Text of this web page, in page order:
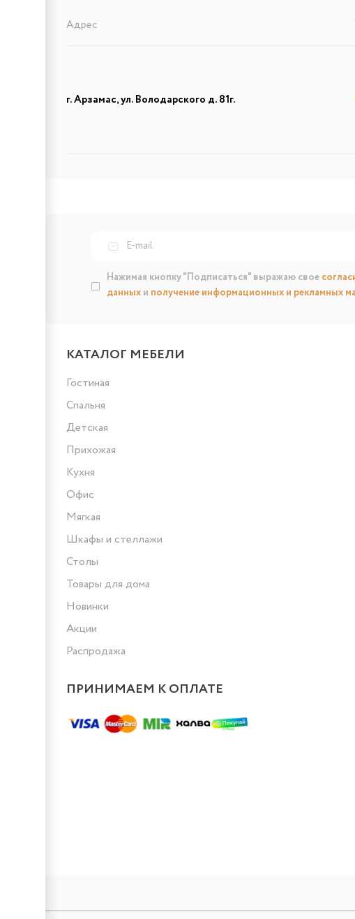
Адрес
г. Арзамас, ул. Володарского д. 81г.
Нажимая кнопку "Подписаться" выражаю свое
данных и получение информационных и рекламных
КАТАЛОГ МЕБЕЛИ
Гостиная
Спальня
Детская
Прихожая
Кухня
Офис
Мягкая
Шкафы и стеллажи
Столы
Товары для дома
Новинки
Акции
Распродажа
ПРИНИМАЕМ К ОПЛАТЕ